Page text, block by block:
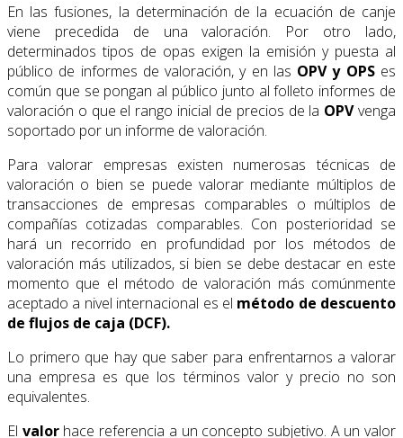
En las fusiones, la determinación de la ecuación de canje
viene precedida de una valoración. Por otro lado,
determinados tipos de opas exigen la emisión y puesta al
público de informes de valoración, y en las OPV y OPSes
común que se pongan al público junto al folleto informes de
valoración o que el rango inicial de precios de la OPVvenga
soportado por un informe de valoración.
Para valorar empresas existen numerosas técnicas de
valoración o bien se puede valorar mediante múltiplos de
transacciones de empresas comparables o múltiplos de
compañías cotizadas comparables. Con posterioridad se
hará un recorrido en profundidad por los métodos de
valoración más utilizados, si bien se debe destacar en este
momento que el método de valoración más comúnmente
aceptado a nivel internacional es el método de descuento
de flujos de caja (DCF).
Lo primero que hay que saber para enfrentarnos a valorar
una empresa es que los términos valor y precio no son
equivalentes.
El valorhace referencia a un concepto subjetivo. A un valor